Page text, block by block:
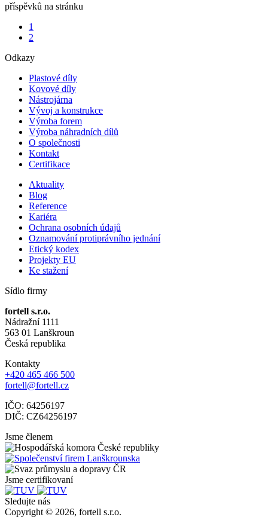
příspěvků na stránku
1
2
Odkazy
Plastové díly
Kovové díly
Nástrojárna
Vývoj a konstrukce
Výroba forem
Výroba náhradních dílů
O společnosti
Kontakt
Certifikace
Aktuality
Blog
Reference
Kariéra
Ochrana osobních údajů
Oznamování protiprávního jednání
Etický kodex
Projekty EU
Ke stažení
Sídlo firmy
fortell s.r.o.
Nádražní 1111
563 01 Lanškroun
Česká republika
Kontakty
+420 465 466 500
fortell@fortell.cz
IČO: 64256197
DIČ: CZ64256197
Jsme členem
Jsme certifikovaní
Sledujte nás
Copyright © 2026, fortell s.r.o.